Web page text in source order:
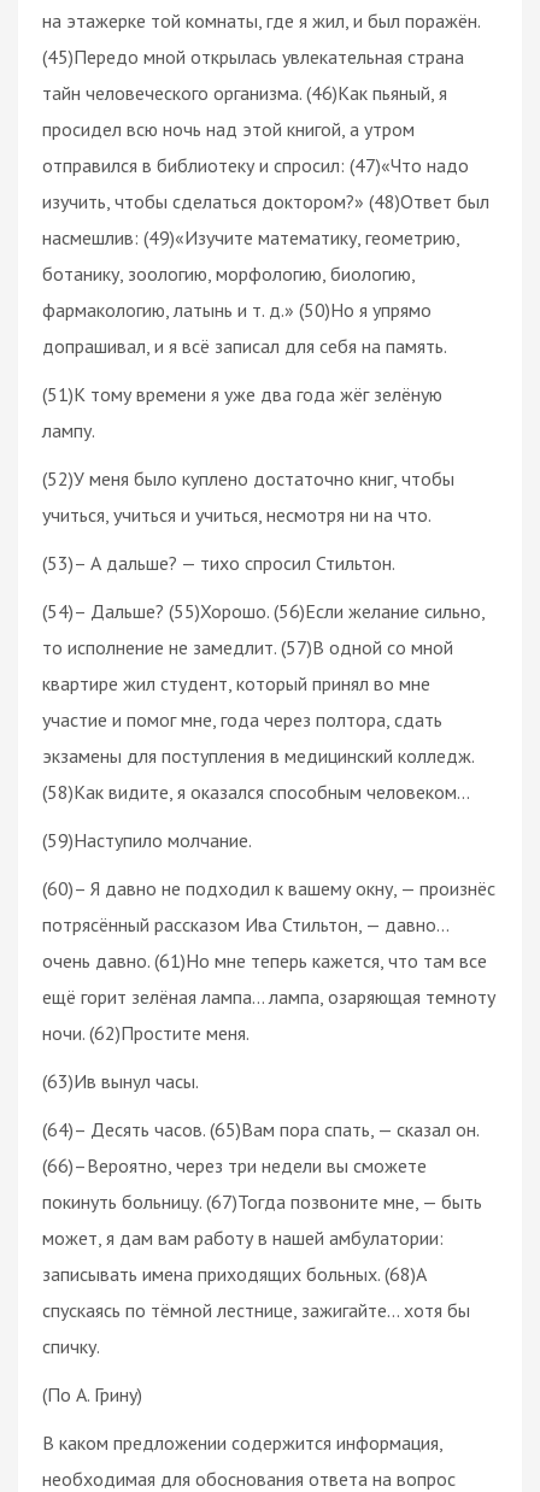
на этажерке той комнаты, где я жил, и был поражён.
(45)Передо мной открылась увлекательная страна
тайн человеческого организма. (46)Как пьяный, я
просидел всю ночь над этой книгой, а утром
отправился в библиотеку и спросил: (47)«Что надо
изучить, чтобы сделаться доктором?» (48)Ответ был
насмешлив: (49)«Изучите математику, геометрию,
ботанику, зоологию, морфологию, биологию,
фармакологию, латынь и т. д.» (50)Но я упрямо
допрашивал, и я всё записал для себя на память.
(51)К тому времени я уже два года жёг зелёную
лампу.
(52)У меня было куплено достаточно книг, чтобы
учиться, учиться и учиться, несмотря ни на что.
(53)– А дальше? — тихо спросил Стильтон.
(54)– Дальше? (55)Хорошо. (56)Если желание сильно,
то исполнение не замедлит. (57)В одной со мной
квартире жил студент, который принял во мне
участие и помог мне, года через полтора, сдать
экзамены для поступления в медицинский колледж.
(58)Как видите, я оказался способным человеком…
(59)Наступило молчание.
(60)– Я давно не подходил к вашему окну, — произнёс
потрясённый рассказом Ива Стильтон, — давно…
очень давно. (61)Но мне теперь кажется, что там все
ещё горит зелёная лампа… лампа, озаряющая темноту
ночи. (62)Простите меня.
(63)Ив вынул часы.
(64)– Десять часов. (65)Вам пора спать, — сказал он.
(66)–Вероятно, через три недели вы сможете
покинуть больницу. (67)Тогда позвоните мне, — быть
может, я дам вам работу в нашей амбулатории:
записывать имена приходящих больных. (68)А
спускаясь по тёмной лестнице, зажигайте… хотя бы
спичку.
(По А. Грину)
В каком предложении содержится информация,
необходимая для обоснования ответа на вопрос